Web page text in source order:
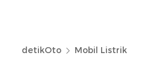
detikOto Mobil Listrik